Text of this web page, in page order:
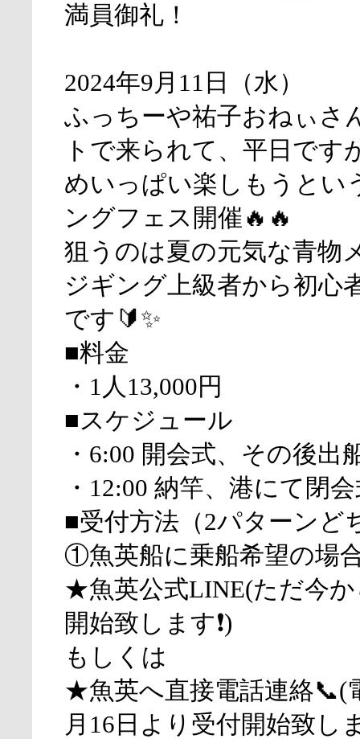
満員御礼！
2024年9月11日（水）
ふっちーや祐子おねぃさ
トで来られて、平日です
めいっぱい楽しもうとい
ングフェス開催🔥🔥
狙うのは夏の元気な青物
ジギング上級者から初心
です🔰✨
■料金
・1人13,000円
■スケジュール
・6:00 開会式、その後出
・12:00 納竿、港にて閉
■受付方法（2パターンど
①魚英船に乗船希望の場
★魚英公式LINE(ただ今か
開始致します❗)
もしくは
★魚英へ直接電話連絡📞(
月16日より受付開始致し